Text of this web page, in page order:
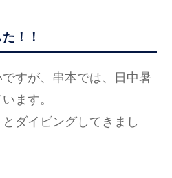
！！
すが、串本では、日中暑
ます。
ダイビングしてきまし